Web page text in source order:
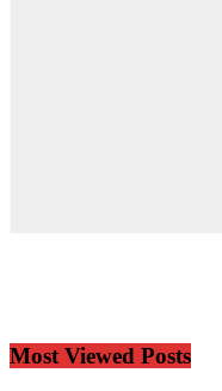
Most Viewed Posts